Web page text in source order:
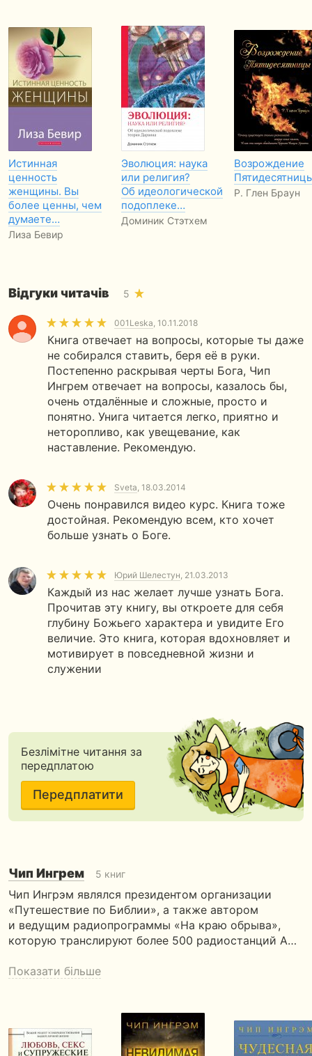
Истинная
ценность
женщины. Вы
более ценны, чем
думаете…
Лиза Бевир
Эволюция: наука
или религия?
Об идеологической
подоплеке…
Доминик Стэтхем
Возрождение
Р. Глен Браун
Відгуки читачів 5
001Leska, 10.11.2018
Книга отвечает на вопросы, которые ты даже
не собирался ставить, беря её в руки.
Постепенно раскрывая черты Бога, Чип
Ингрем отвечает на вопросы, казалось бы,
очень отдалённые и сложные, просто и
понятно. Унига читается легко, приятно и
неторопливо, как увещевание, как
наставление. Рекомендую.
Sveta, 18.03.2014
Очень понравился видео курс. Книга тоже
достойная. Рекомендую всем, кто хочет
больше узнать о Боге.
Юрий Шелестун, 21.03.2013
Каждый из нас желает лучше узнать Бога.
Прочитав эту книгу, вы откроете для себя
глубину Божьего характера и увидите Его
величие. Это книга, которая вдохновляет и
мотивирует в повседневной жизни и
служении
Безлімітне читання за
передплатою
Передплатити
Чип Ингрем 5 книг
Чип Ингрэм являлся президентом организации
«Путешествие по Библии», а также автором
и ведущим радиопрограммы «На краю обрыва»,
которую транслируют более 500 радиостанций А…
Показати більше